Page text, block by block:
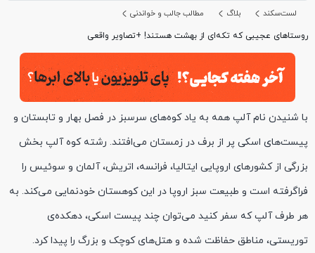
لست‌سکند بلاگ
مطالب جالب و خواندنی
روستاهای عجیبی که تکه‌ای از بهشت هستند! +تصاویر واقعی
با شنیدن نام آلپ همه به یاد کوه‌های سرسبز در فصل بهار و تابستان و
پیست‌های اسکی پر از برف در زمستان می‌افتند. رشته کوه آلپ بخش
بزرگی از کشورهای اروپایی ایتالیا، فرانسه، اتریش، آلمان و سوئیس را
فراگرفته است و طبیعت سبز اروپا در این کوهستان خودنمایی می‌کند. به
هر طرف آلپ که سفر کنید می‌توان چند پیست اسکی، دهکده‌ی
توریستی، مناطق حفاظت شده و هتل‌های کوچک و بزرگ را پیدا کرد.